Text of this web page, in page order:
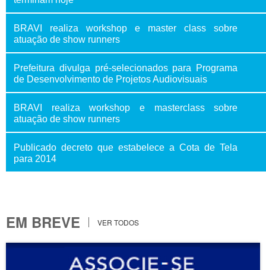
BRAVI realiza workshop e master class sobre
atuação de show runners
Prefeitura divulga pré-selecionados para Programa
de Desenvolvimento de Projetos Audiovisuais
BRAVI realiza workshop e masterclass sobre
atuação de show runners
Publicado decreto que estabelece a Cota de Tela
para 2014
EM BREVE VER TODOS